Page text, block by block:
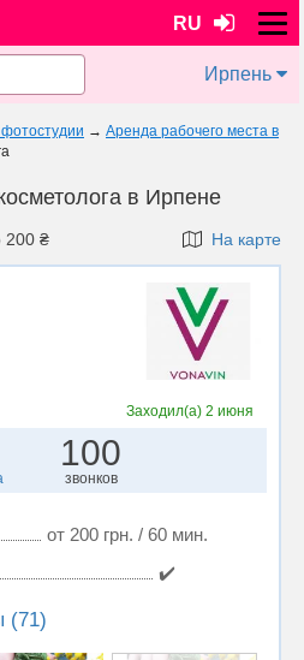
RU
Ирпень
→ Аренда рабочего места в
в Ирпене
200 ₴ На карте
Заходил(а) 2 июня
100
звонков
от 200 грн. / 60 мин.
✔️
(71)